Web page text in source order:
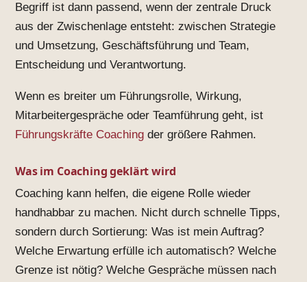
Begriff ist dann passend, wenn der zentrale Druck
aus der Zwischenlage entsteht: zwischen Strategie
und Umsetzung, Geschäftsführung und Team,
Entscheidung und Verantwortung.
Wenn es breiter um Führungsrolle, Wirkung,
Mitarbeitergespräche oder Teamführung geht, ist
Führungskräfte Coaching der größere Rahmen.
Was im Coaching geklärt wird
Coaching kann helfen, die eigene Rolle wieder
handhabbar zu machen. Nicht durch schnelle Tipps,
sondern durch Sortierung: Was ist mein Auftrag?
Welche Erwartung erfülle ich automatisch? Welche
Grenze ist nötig? Welche Gespräche müssen nach